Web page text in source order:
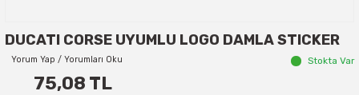
DUCATI CORSE UYUMLU LOGO DAMLA STICKER
Yorum Yap / Yorumları Oku Stokta Var
75,08 TL